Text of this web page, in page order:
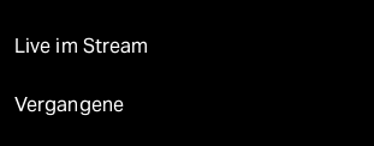
Live im Stream
Vergangene